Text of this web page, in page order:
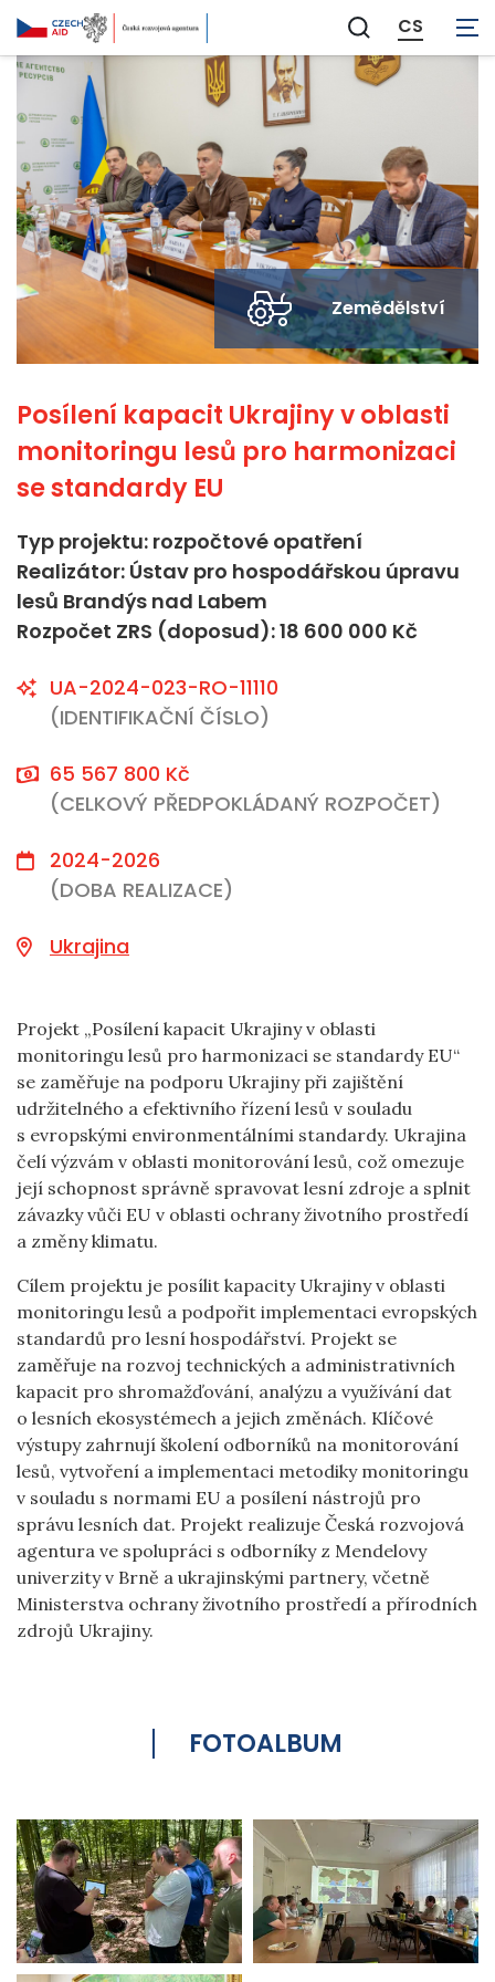
Zobrazit
vyhledávání
CS
Zemědělství
Posílení kapacit Ukrajiny v oblasti
monitoringu lesů pro harmonizaci
se standardy EU
Typ projektu: rozpočtové opatření
Realizátor: Ústav pro hospodářskou úpravu
lesů Brandýs nad Labem
Rozpočet ZRS (doposud): 18 600 000 Kč
UA-2024-023-RO-11110
(IDENTIFIKAČNÍ ČÍSLO)
65 567 800 Kč
(CELKOVÝ PŘEDPOKLÁDANÝ ROZPOČET)
2024-2026
(DOBA REALIZACE)
Ukrajina
Projekt „Posílení kapacit Ukrajiny v oblasti
monitoringu lesů pro harmonizaci se standardy EU“
se zaměřuje na podporu Ukrajiny při zajištění
udržitelného a efektivního řízení lesů v souladu
s evropskými environmentálními standardy. Ukrajina
čelí výzvám v oblasti monitorování lesů, což omezuje
její schopnost správně spravovat lesní zdroje a splnit
závazky vůči EU v oblasti ochrany životního prostředí
a změny klimatu.
Cílem projektu je posílit kapacity Ukrajiny v oblasti
monitoringu lesů a podpořit implementaci evropských
standardů pro lesní hospodářství. Projekt se
zaměřuje na rozvoj technických a administrativních
kapacit pro shromažďování, analýzu a využívání dat
o lesních ekosystémech a jejich změnách. Klíčové
výstupy zahrnují školení odborníků na monitorování
lesů, vytvoření a implementaci metodiky monitoringu
v souladu s normami EU a posílení nástrojů pro
správu lesních dat. Projekt realizuje Česká rozvojová
agentura ve spolupráci s odborníky z Mendelovy
univerzity v Brně a ukrajinskými partnery, včetně
Ministerstva ochrany životního prostředí a přírodních
zdrojů Ukrajiny.
FOTOALBUM